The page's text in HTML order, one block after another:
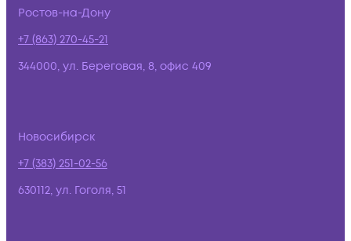
Ростов-на-Дону
+7 (863) 270-45-21
344000, ул. Береговая, 8, офис 409
Новосибирск
+7 (383) 251-02-56
630112, ул. Гоголя, 51